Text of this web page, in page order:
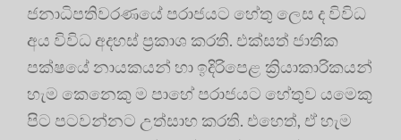
ජනාධිපතිවරණයේ පරාජයට හේතු ලෙස ද විවිධ
අය විවිධ අදහස් ප්‍රකාශ කරති. එක්සත් ජාතික
පක්ෂයේ නායකයන් හා ඉදිරිපෙළ ක්‍රියාකාරිකයන්
හැම කෙනෙකු ම පාහේ පරාජයට හේතුව යමෙකු
පිට පටවන්නට උත්සාහ කරති. එහෙත්, ඒ හැම